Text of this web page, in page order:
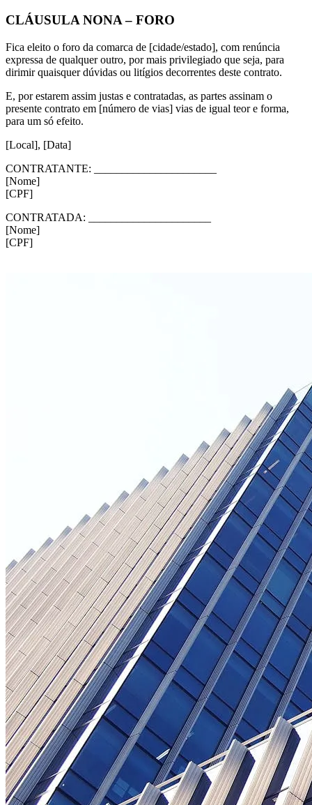
CLÁUSULA NONA – FORO
Fica eleito o foro da comarca de [cidade/estado], com renúncia
expressa de qualquer outro, por mais privilegiado que seja, para
dirimir quaisquer dúvidas ou litígios decorrentes deste contrato.
E, por estarem assim justas e contratadas, as partes assinam o
presente contrato em [número de vias] vias de igual teor e forma,
para um só efeito.
[Local], [Data]
CONTRATANTE: ______________________
[Nome]
[CPF]
CONTRATADA: ______________________
[Nome]
[CPF]